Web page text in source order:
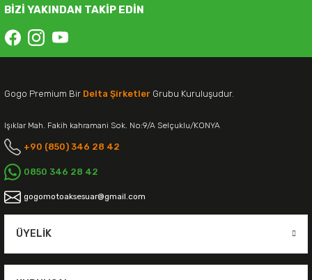
BİZİ YAKINDAN TAKİP EDİN
Gogo Premium Bir Delta Şirketler Grubu Kuruluşudur.
Işıklar Mah. Fakih kahramani Sok. No:9/A Selçuklu/KONYA
+90 (850) 346 28 42
0850 346 28 42
gogomotoaksesuar@gmail.com
ÜYELIK